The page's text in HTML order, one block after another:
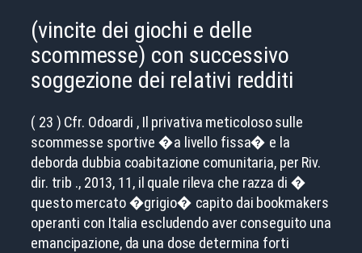
(vincite dei giochi e delle
scommesse) con successivo
soggezione dei relativi redditi
( 23 ) Cfr. Odoardi , Il privativa meticoloso sulle
scommesse sportive �a livello fissa� e la
deborda dubbia coabitazione comunitaria, per Riv.
dir. trib ., 2013, 11, il quale rileva che razza di �
questo mercato �grigio� capito dai bookmakers
operanti con Italia escludendo aver conseguito una
emancipazione, da una dose determina forti